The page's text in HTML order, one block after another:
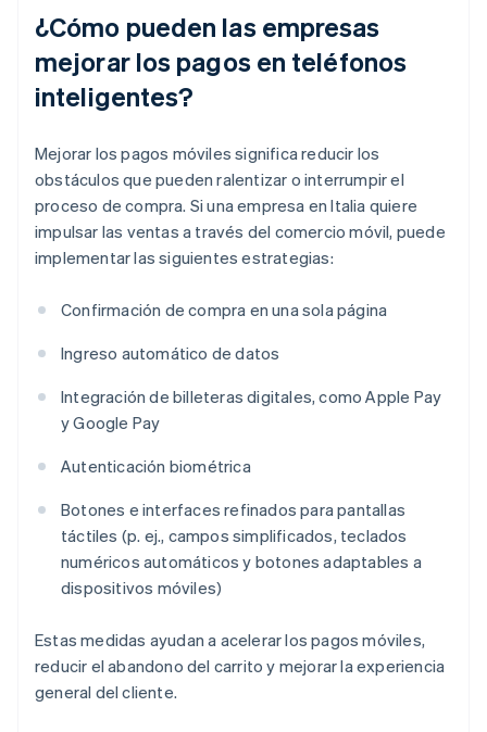
¿Cómo pueden las empresas
mejorar los pagos en teléfonos
inteligentes?
Mejorar los pagos móviles significa reducir los
obstáculos que pueden ralentizar o interrumpir el
proceso de compra. Si una empresa en Italia quiere
impulsar las ventas a través del comercio móvil, puede
implementar las siguientes estrategias:
Confirmación de compra en una sola página
Ingreso automático de datos
Integración de billeteras digitales, como Apple Pay
y Google Pay
Autenticación biométrica
Botones e interfaces refinados para pantallas
táctiles (p. ej., campos simplificados, teclados
numéricos automáticos y botones adaptables a
dispositivos móviles)
Estas medidas ayudan a acelerar los pagos móviles,
reducir el abandono del carrito y mejorar la experiencia
general del cliente.